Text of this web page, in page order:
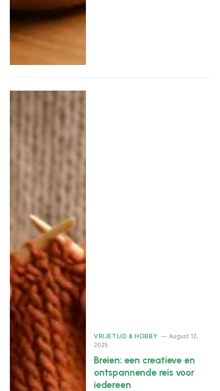
VRIJETIJD & HOBBY
August 12,
2025
Breien: een creatieve en
ontspannende reis voor
iedereen